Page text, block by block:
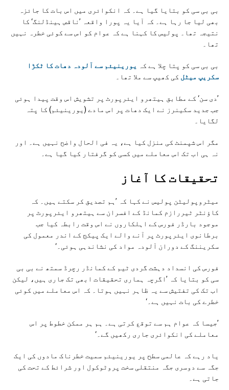
بی بی سی کو بتایا گیا ہے۔ کہ انکوائری میں اس بات کا جائزہ
بھی لیا جا رہا ہے۔ کہ آیا یہ پورا واقعہ ’ناقص ہینڈلنگ‘ کا
نتیجہ تھا۔ پولیس کا کہنا ہے کہ عوام کو اس سے کوئی خطرہ نہیں
تھا۔
بی بی سی کو پتا چلا ہے کہ
یورینیئم سے آلودہ دھات کا ٹکڑا
سکریپ میٹل کی کھیپ سے ملا تھا۔
’دی سن‘ کے مطابق ہیتھرو ایئرپورٹ پر تشویش اس وقت پیدا ہوئی
جب جدید سکینرز نے ایک دھات پر اس مادے (یورینیئم) کا پتہ
لگایا۔
مگر اس شپمنٹ کی منزل کیا ہے، یہ فی الحال واضح نہیں ہے۔ اور
نہ ہی اب تک اس معاملے میں کسی کو گرفتار کیا گیا ہے۔
تحقیقات کا آغاز
میٹروپولیٹن پولیس نے کہا کہ ’ہم تصدیق کر سکتے ہیں۔ کہ
کاؤنٹر ٹیررازم کمانڈ کے افسران سے ہیتھرو ایئرپورٹ پر
موجود بارڈر فورس کے اہلکاروں نے اس وقت رابطہ کیا جب
برطانوی ایئرپورٹ پر آنے والے ایک پیکج کے اندر معمول کی
سکریننگ کے دوران آلودہ مواد کی نشاندہی ہوئی۔‘
فورس کی انسداد دہشت گردی ٹیم کے کمانڈر رچرڈ سمتھ نے بی بی
سی کو بتایا کہ ’اگرچہ ہماری تحقیقات ابھی تک جاری ہیں، لیکن
اب تک کی تفتیش سے یہ ظاہر نہیں ہوتا۔ کہ اس معاملے میں کوئی
خطرے کی بات نہیں ہے۔‘
’جیسا کہ عوام ہم سے توقع کرتی ہے۔ ہم ہر ممکن خطوط پر اس
معاملے کی انکوائری جاری رکھیں گے۔‘
یاد رہے کہ عالمی سطح پر یورینیئم سمیت خطرناک مادوں کی ایک
جگہ سے دوسری جگہ منتقلی سخت پروٹوکول اور شرائط کے تحت کی
جاتی ہے۔